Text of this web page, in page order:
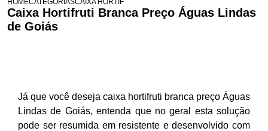
HOMECATEGORIASCAIXA HORTIFRUTI BRANCA PREÇO ÁGUAS LINDAS DE
Caixa Hortifruti Branca Preço Águas Lindas
de Goiás
Já que você deseja caixa hortifruti branca preço Águas
Lindas de Goiás, entenda que no geral esta solução
pode ser resumida em resistente e desenvolvido com